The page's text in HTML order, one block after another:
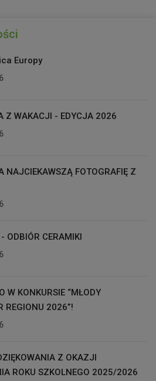
Europy
Z WAKACJI - EDYCJA 2026
NAJCIEKAWSZĄ FOTOGRAFIĘ Z
ODBIÓR CERAMIKI
W KONKURSIE “MŁODY
REGIONU 2026”!
Z OKAZJI
ROKU SZKOLNEGO 2025/2026